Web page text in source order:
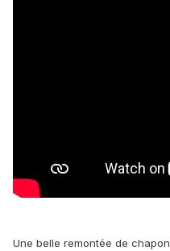
Une belle remontée de chapon